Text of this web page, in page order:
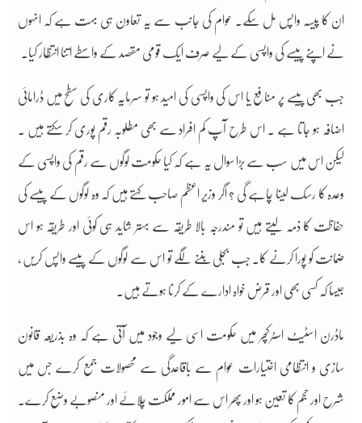
ان کا پیسہ واپس مل سکے۔ عوام کی جانب سے یہ تعاون ہی بہت ہے کہ انہوں
نے اپنے پیسے کی واپسی کے لیے صرف ایک قومی مقصد کے واسطے اتنا انتظار کیا۔
جب بھی پیسے پر منافع یا اس کی واپسی کی امید ہو تو سرمایہ کاری کی سطح میں ڈرامائی
اضافہ ہو جاتا ہے ۔ اس طرح آپ کم افراد سے بھی مطلوبہ رقم پوری کر سکتے ہیں ۔
لیکن اس میں سب سے بڑا سوال یہ ہے کہ کیا حکومت لوگوں سے رقم کی واپسی کے
وعدہ کا رسک لینا چاہے گی ؟ اگر وزیر اعظم صاحب کہتے ہیں کہ وہ لوگوں کے پیسے کی
حفاظت کا ذمہ لیتے ہیں تو مندرجہ بالا طریقہ سے بہتر شاید ہی کوئی اور طریقہ ہو اس
ضمانت کو پورا کرنے کا۔ جب بجلی بننے لگے تو اس سے لوگوں کے پیسے واپس کریں ،
جیسا کہ کسی بھی اور قرض خواہ ادارے کے کرنا ہوتے ہیں۔
ماڈرن اسٹیٹ اسٹرکچر میں حکومت اسی لیے وجود میں آتی ہے کہ وہ بذریعہ قانون
سازی و انتظامی اختیارات عوام سے باقاعدگی سے محصولات جمع کرے جس میں
شرح اور حجم کا تعین ہو اور پھر اس سے امور مملکت چلائے اور منصوبے وضع کرے۔